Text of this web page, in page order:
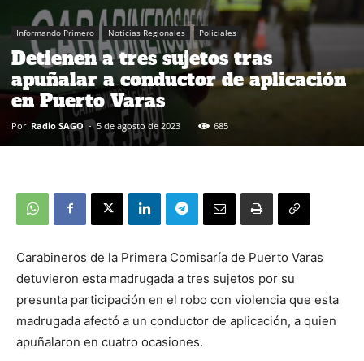
Informando Primero Noticias Regionales Policiales
Detienen a tres sujetos tras
apuñalar a conductor de aplicación
en Puerto Varas
Por Radio SAGO - 5 de agosto de 2023 685
Carabineros de la Primera Comisaría de Puerto Varas
detuvieron esta madrugada a tres sujetos por su
presunta participación en el robo con violencia que esta
madrugada afectó a un conductor de aplicación, a quien
apuñalaron en cuatro ocasiones.